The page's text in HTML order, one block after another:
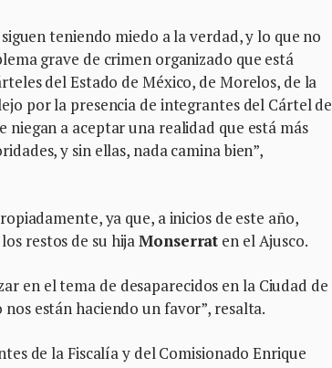
teniendo miedo a la verdad, y lo que no
grave de crimen organizado que está
del Estado de México, de Morelos, de la
por la presencia de integrantes del Cártel de
niegan a aceptar una realidad que está más
y sin ellas, nada camina bien”,
ya que, a inicios de este año,
restos de su hijaMonserrat en el Ajusco.
en el tema de desaparecidos en la Ciudad de
están haciendo un favor”, resalta.
de la Fiscalía y del Comisionado Enrique